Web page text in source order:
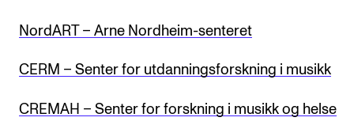
Søknad og opptak
NordART – Arne Nordheim-senteret
CERM – Senter for utdanningsforskning i musikk
CREMAH – Senter for forskning i musikk og helse